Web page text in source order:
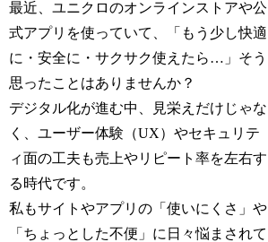
最近、ユニクロのオンラインストアや公
式アプリを使っていて、「もう少し快適
に・安全に・サクサク使えたら…」そう
思ったことはありませんか？
デジタル化が進む中、見栄えだけじゃな
く、ユーザー体験（UX）やセキュリテ
ィ面の工夫も売上やリピート率を左右す
る時代です。
私もサイトやアプリの「使いにくさ」や
「ちょっとした不便」に日々悩まされて